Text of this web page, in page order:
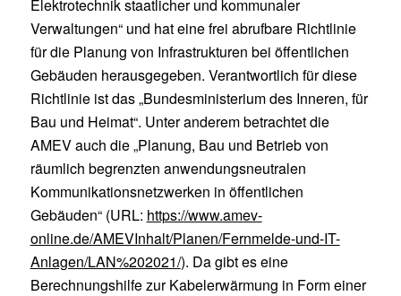
Elektrotechnik staatlicher und kommunaler
Verwaltungen“ und hat eine frei abrufbare Richtlinie
für die Planung von Infrastrukturen bei öffentlichen
Gebäuden herausgegeben. Verantwortlich für diese
Richtlinie ist das „Bundesministerium des Inneren, für
Bau und Heimat“. Unter anderem betrachtet die
AMEV auch die „Planung, Bau und Betrieb von
räumlich begrenzten anwendungsneutralen
Kommunikationsnetzwerken in öffentlichen
Gebäuden“ (URL: https://www.amev-
online.de/AMEVInhalt/Planen/Fernmelde-und-IT-
Anlagen/LAN%202021/). Da gibt es eine
Berechnungshilfe zur Kabelerwärmung in Form einer